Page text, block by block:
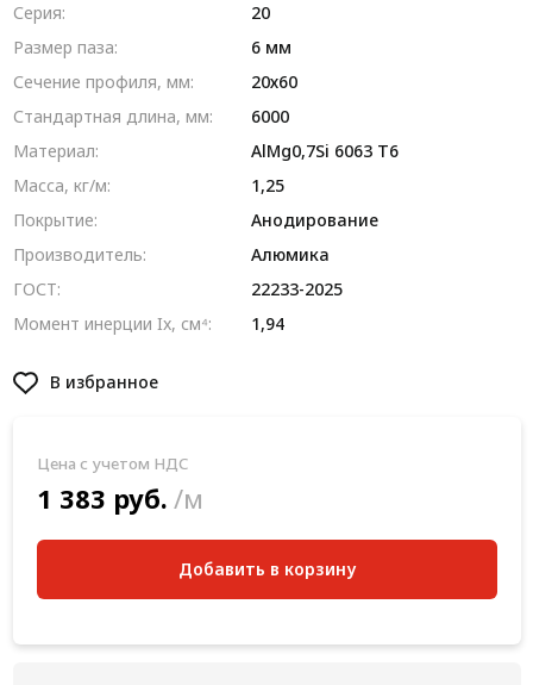
Серия:
20
Размер паза:
6 мм
Сечение профиля, мм:
20х60
Стандартная длина, мм:
6000
Материал:
AlMg0,7Si 6063 Т6
Масса, кг/м:
1,25
Покрытие:
Анодирование
Производитель:
Алюмика
ГОСТ:
22233-2025
Момент инерции Ix, см⁴:
1,94
В избранное
Цена с учетом НДС
1 383 руб. /м
Добавить в корзину